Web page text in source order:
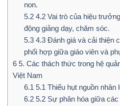
non.
5.24.2 Vai trò của hiệu
động giảng dạy, chăm sóc.
5.34.3 Đánh giá và cải thiện
phối hợp giữa giáo viên và
6 5. Các thách thức trong hệ
Việt Nam
6.1 5.1 Thiếu hụt nguồn
6.25.2 Sự phân hóa giữa